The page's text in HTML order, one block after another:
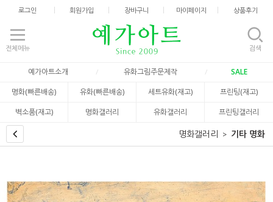
로그인 회원가입 장바구니 마이페이지 상품후기
전체메뉴 검색
예가아트소개 유화그림주문제작
SALE
명화(빠른배송)
유화(빠른배송) 세트유화(재고)
프린팅(재고)
벽소품(재고)
명화갤러리 유화갤러리 프린팅갤러리
명화갤러리 기타 명화